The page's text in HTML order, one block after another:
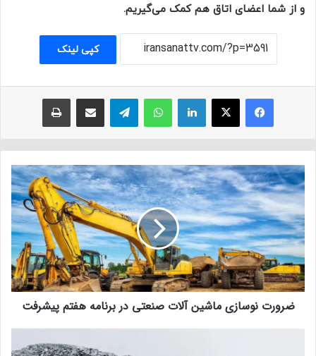
و از شما اعضای اتاق هم کمک می‌گیریم.
کپی لینک
فیسبوک ایکس لینکداین واتس آپ تلگرام
ضرورت نوسازی ماشین آلات صنعتی در برنامه هفتم پیشرفت